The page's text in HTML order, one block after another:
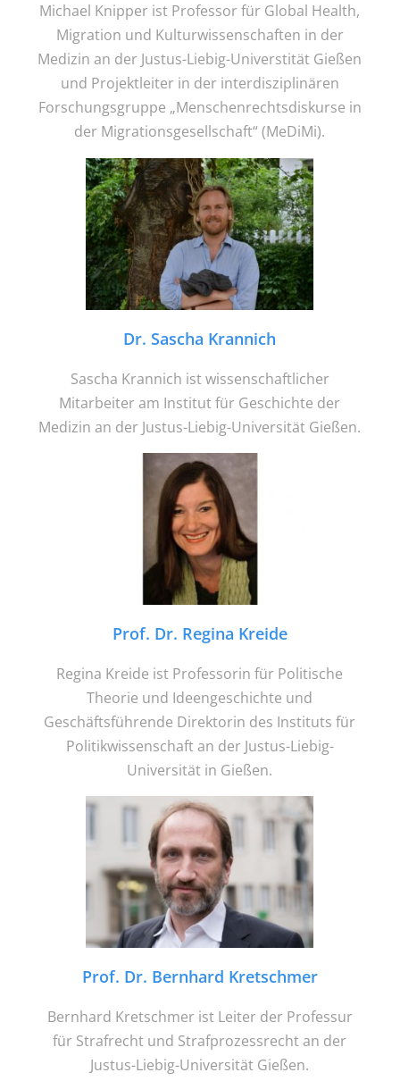
Michael Knipper ist Professor für Global Health,
Migration und Kulturwissenschaften in der
Medizin an der Justus-Liebig-Universtität Gießen
und Projektleiter in der interdisziplinären
Forschungsgruppe „Menschenrechtsdiskurse in
der Migrationsgesellschaft“ (MeDiMi).
Dr. Sascha Krannich
Sascha Krannich ist wissenschaftlicher
Mitarbeiter am Institut für Geschichte der
Medizin an der Justus-Liebig-Universität Gießen.
Prof. Dr. Regina Kreide
Regina Kreide ist Professorin für Politische
Theorie und Ideengeschichte und
Geschäftsführende Direktorin des Instituts für
Politikwissenschaft an der Justus-Liebig-
Universität in Gießen.
Prof. Dr. Bernhard Kretschmer
Bernhard Kretschmer ist Leiter der Professur
für Strafrecht und Strafprozessrecht an der
Justus-Liebig-Universität Gießen.